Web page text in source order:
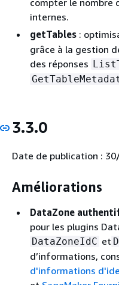
compter le nombre
internes.
getTables :
grâce à la gestion
des réponses
3.3.0
Date de publication :
Améliorations
DataZone
pour les plugins
DataZoneIdC et
d’informations,
d'informations